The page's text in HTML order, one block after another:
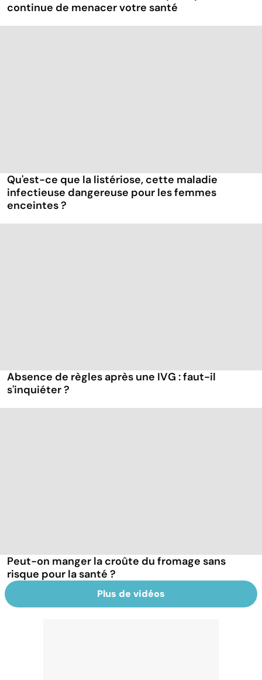
continue de menacer votre santé
Qu'est-ce que la listériose, cette maladie
infectieuse dangereuse pour les femmes
enceintes ?
Absence de règles après une IVG : faut-il
s'inquiéter ?
Peut-on manger la croûte du fromage sans
risque pour la santé ?
Plus de vidéos